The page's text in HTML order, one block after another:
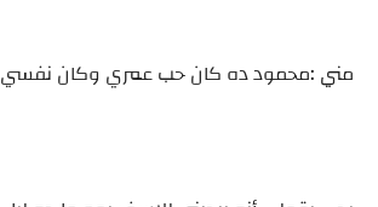
مني :محمود ده كان حب عمري وكان نفسي